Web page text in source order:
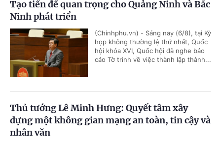
Tạo tiền đề quan trọng cho Quảng Ninh và Bắc
Ninh phát triển
(Chinhphu.vn) - Sáng nay (6/8), tại Kỳ
họp không thường lệ thứ nhất, Quốc
hội khóa XVI, Quốc hội đã nghe báo
cáo Tờ trình về việc thành lập thành...
Thủ tướng Lê Minh Hưng: Quyết tâm xây
dựng một không gian mạng an toàn, tin cậy và
nhân văn